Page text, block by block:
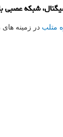
شبكه
متلب در زمینه